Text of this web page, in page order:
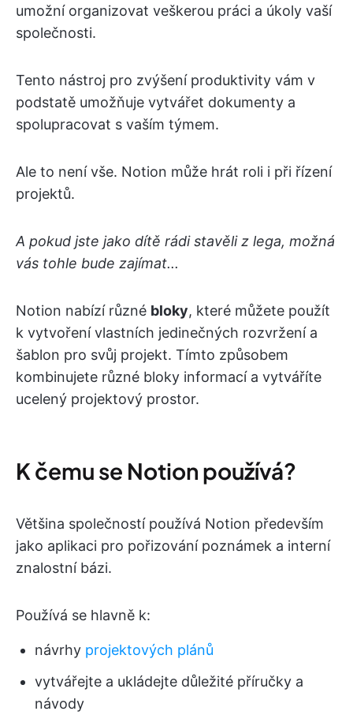
umožní organizovat veškerou práci a úkoly vaší
společnosti.
Tento nástroj pro zvýšení produktivity vám v
podstatě umožňuje vytvářet dokumenty a
spolupracovat s vaším týmem.
Ale to není vše. Notion může hrát roli i při řízení
projektů.
A pokud jste jako dítě rádi stavěli z lega, možná
vás tohle bude zajímat...
Notion nabízí různé bloky, které můžete použít
k vytvoření vlastních jedinečných rozvržení a
šablon pro svůj projekt. Tímto způsobem
kombinujete různé bloky informací a vytváříte
ucelený projektový prostor.
K čemu se Notion používá?
Většina společností používá Notion především
jako aplikaci pro pořizování poznámek a interní
znalostní bázi.
Používá se hlavně k:
návrhy projektových plánů
vytvářejte a ukládejte důležité příručky a
návody